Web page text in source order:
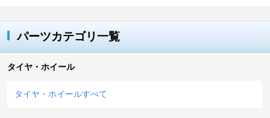
パーツカテゴリ一覧
タイヤ・ホイール
タイヤ・ホイールすべて